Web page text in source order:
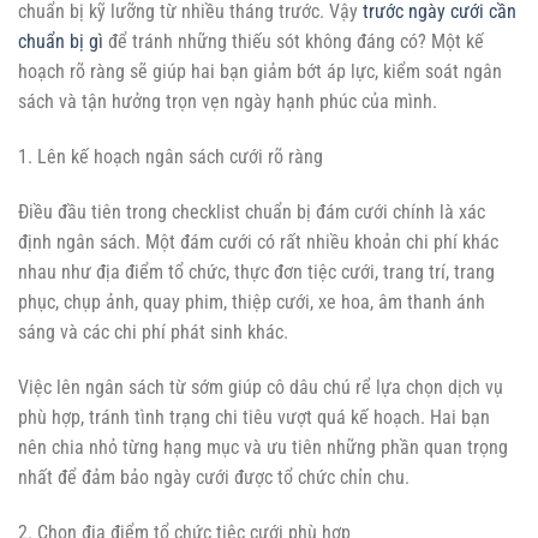
chuẩn bị kỹ lưỡng từ nhiều tháng trước. Vậy trước ngày cưới cần
chuẩn bị gì để tránh những thiếu sót không đáng có? Một kế
hoạch rõ ràng sẽ giúp hai bạn giảm bớt áp lực, kiểm soát ngân
sách và tận hưởng trọn vẹn ngày hạnh phúc của mình.
1. Lên kế hoạch ngân sách cưới rõ ràng
Điều đầu tiên trong checklist chuẩn bị đám cưới chính là xác
định ngân sách. Một đám cưới có rất nhiều khoản chi phí khác
nhau như địa điểm tổ chức, thực đơn tiệc cưới, trang trí, trang
phục, chụp ảnh, quay phim, thiệp cưới, xe hoa, âm thanh ánh
sáng và các chi phí phát sinh khác.
Việc lên ngân sách từ sớm giúp cô dâu chú rể lựa chọn dịch vụ
phù hợp, tránh tình trạng chi tiêu vượt quá kế hoạch. Hai bạn
nên chia nhỏ từng hạng mục và ưu tiên những phần quan trọng
nhất để đảm bảo ngày cưới được tổ chức chỉn chu.
2. Chọn địa điểm tổ chức tiệc cưới phù hợp